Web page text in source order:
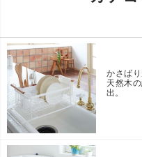
かさば
天然木
出。